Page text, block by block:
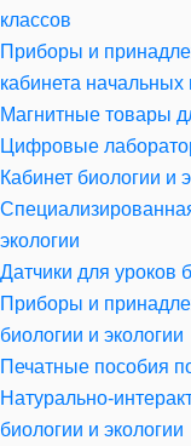
классов
Приборы и
кабинета начальных
Магнитные товары
Цифровые
Кабинет биологии и
экологии
Датчики для уроков
Приборы и
биологии и экологии
Печатные пособия
Натурально-
биологии и экологии